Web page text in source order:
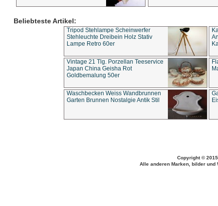
Beliebteste Artikel:
Tripod Stehlampe Scheinwerfer
Stehleuchte Dreibein Holz Stativ
Lampe Retro 60er
Vintage 21 Tlg. Porzellan Teeservice
Japan China Geisha Rot
Goldbemalung 50er
Waschbecken Weiss Wandbrunnen
Garten Brunnen Nostalgie Antik Stil
Copyright ©
Alle anderen Marken, bilder und